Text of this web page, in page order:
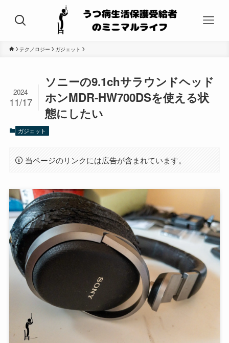
テクノロジー ガジェット
ソニーの9.1chサラウンドヘッド
ホンMDR-HW700DSを使える状
態にしたい
2024
11/17
ガジェット
当ページのリンクには広告が含まれています。